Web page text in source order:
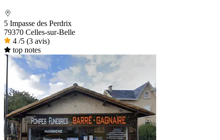
5 Impasse des Perdrix
79370 Celles-sur-Belle
4 /5 (3 avis)
top notes